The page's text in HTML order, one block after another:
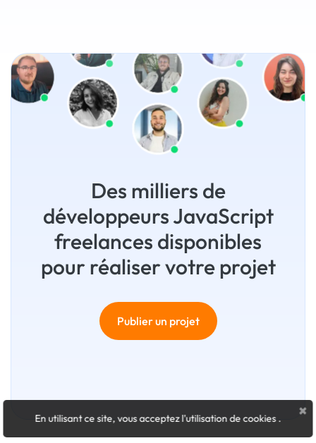
Des milliers de
développeurs JavaScript
freelances disponibles
pour réaliser votre projet
Publier un projet
×
En utilisant ce site, vous acceptez l'utilisation de cookies.